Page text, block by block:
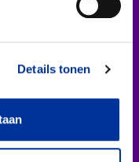
Details tonen
13 maart
Deel